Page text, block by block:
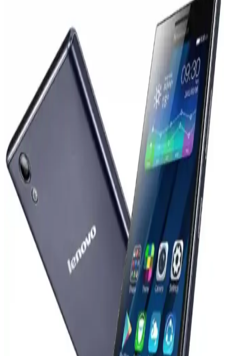
Samsung Electronics, artan bileşen maliyetleri ve yenilik eksikliği
nedeniyle finansal zorluklarla mücadele ediyor. Şirket, maliyetleri
düşürmek ve ürün stratejisini yeniden şekillendirmek zorunda
OnePlus'ın Küresel Pazarlardan Çekilme Kararı ve
Pazar Dinamiklerine Etkileri
OnePlus, 2026 Nisan itibarıyla Avrupa'da faaliyetlerini durdurabilir.
Oppo ile entegrasyon ve pazar stratejisi değişiklikleri bu kararda
etkili. Kullanıcılar yazılım desteği ve güncellemeler konusunda
belirsizlik yaşıyor.
iPhone 17 Pro ve Samsung Galaxy S22
Ekranlarında Renk Doğruluğu ve Canlılık
Karşılaştırması
Samsung Galaxy S22 ekranları canlı renkler sunarken, iPhone 17
Pro daha doğru ve doğal renkler sağlar. Renk doygunluğu ve
kalibrasyon farklılıkları kullanıcı deneyimini etkiler.
Vivo X300 Ultra ve Akıllı Telefon Kameralarının
Profesyonel Kameralarla Teknik Karşılaştırması
Vivo X300 Ultra'nın 400mm Zeiss lensi ve SmallRig iş birliğiyle
sunduğu yenilikler, akıllı telefon kameralarının profesyonel
ekipmanlarla karşılaştırılmasında önemli farkları ortaya koyuyor.
Lenovo Dizüstü Bilgisayar Şarj Cihazıyla iPhone
Şarj Etme: USB-C ve Power Delivery Uyumluluğu
Lenovo dizüstü bilgisayar şarj cihazları, USB-C ve Power Delivery
teknolojisi sayesinde iPhone gibi akıllı telefonları güvenli ve uyumlu
şekilde şarj edebiliyor. Bu teknoloji cihazların güç ihtiyacına göre